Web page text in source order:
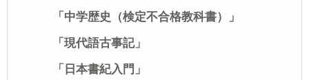
「中学歴史（検定不合格教科書）」
「現代語古事記」
「日本書紀入門」